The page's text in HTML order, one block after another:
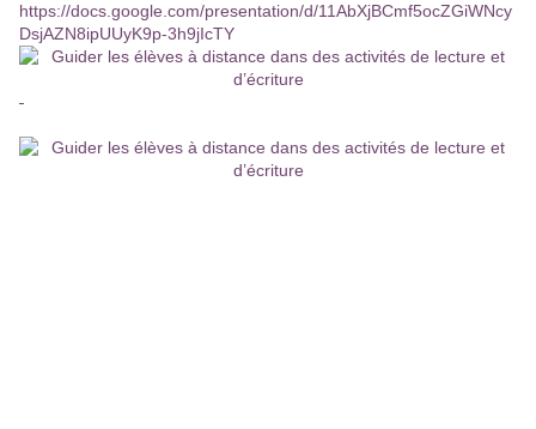
https://docs.google.com/presentation/d/11AbXjBCmf5ocZGiWNcy
DsjAZN8ipUUyK9p-3h9jIcTY